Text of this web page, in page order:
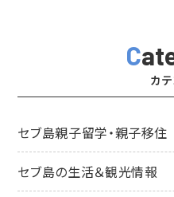
カ
セブ島親子留学・親子移住
セブ島の生活＆観光情報